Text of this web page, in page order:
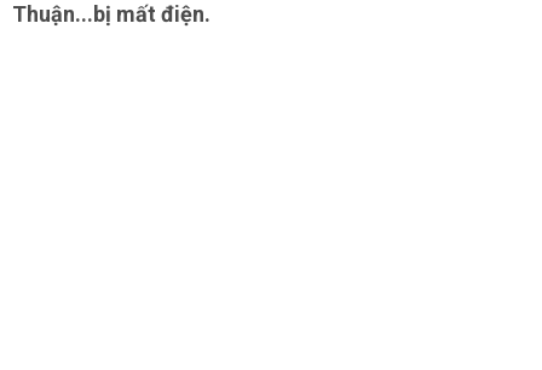
Thuận...bị mất điện.